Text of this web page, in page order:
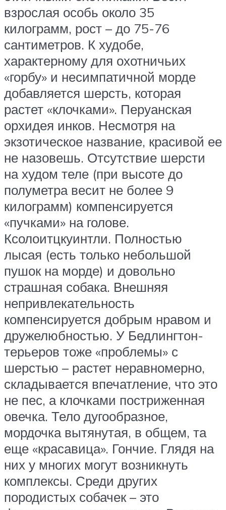
взрослая особь около 35
килограмм, рост – до 75-76
сантиметров. К худобе,
характерному для охотничьих
«горбу» и несимпатичной морде
добавляется шерсть, которая
растет «клочками». Перуанская
орхидея инков. Несмотря на
экзотическое название, красивой ее
не назовешь. Отсутствие шерсти
на худом теле (при высоте до
полуметра весит не более 9
килограмм) компенсируется
«пучками» на голове.
Ксолоитцкуинтли. Полностью
лысая (есть только небольшой
пушок на морде) и довольно
страшная собака. Внешняя
непривлекательность
компенсируется добрым нравом и
дружелюбностью. У Бедлингтон-
терьеров тоже «проблемы» с
шерстью – растет неравномерно,
складывается впечатление, что это
не пес, а клочками постриженная
овечка. Тело дугообразное,
мордочка вытянутая, в общем, та
еще «красавица». Гончие. Глядя на
них у многих могут возникнуть
комплексы. Среди других
породистых собачек – это